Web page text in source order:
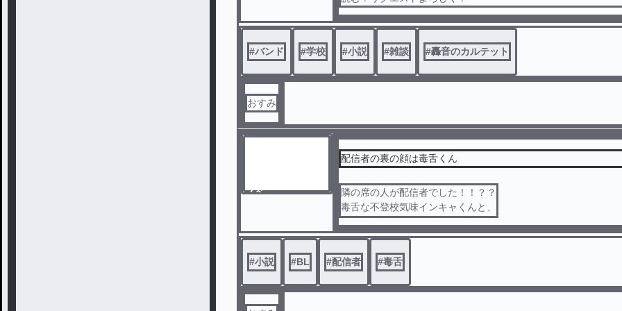
#バンド #学校 #小説 #雑談 #轟音のカルテット
おすみ
ノベ
配信者の裏の顔は毒舌くん
隣の席の人が配信者でした！！？？
毒舌な不登校気味インキャくんと、
俺の最悪な出会い
#小説 #BL #配信者 #毒舌